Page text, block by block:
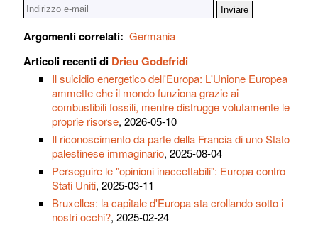
Argomenti correlati: Germania
Articoli recenti di Drieu Godefridi
Il suicidio energetico dell'Europa: L'Unione Europea
ammette che il mondo funziona grazie ai
combustibili fossili, mentre distrugge volutamente le
proprie risorse, 2026-05-10
Il riconoscimento da parte della Francia di uno Stato
palestinese immaginario, 2025-08-04
Perseguire le "opinioni inaccettabili": Europa contro
Stati Uniti, 2025-03-11
Bruxelles: la capitale d'Europa sta crollando sotto i
nostri occhi?, 2025-02-24